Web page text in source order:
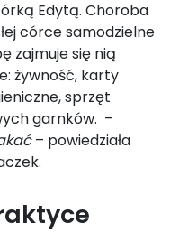
Edytą. Choroba
córce samodzielne
zajmuje się nią
żywność, karty
sprzęt
garnków. –
– powiedziała